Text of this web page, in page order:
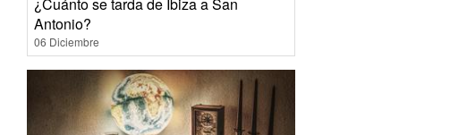
Antonio?
06 Diciembre